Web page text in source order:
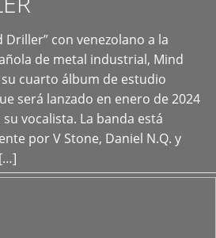
Driller” con venezolano a la
de metal industrial, Mind
cuarto álbum de estudio
será lanzado en enero de 2024
vocalista. La banda está
por V Stone, Daniel N.Q. y
+